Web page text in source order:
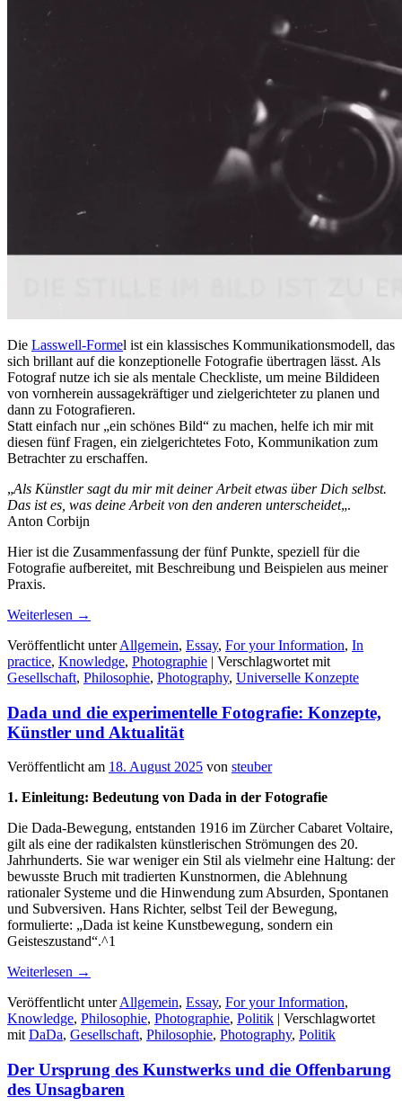
Die Lasswell-Formel ist ein klassisches Kommunikationsmodell, das
sich brillant auf die konzeptionelle Fotografie übertragen lässt. Als
Fotograf nutze ich sie als mentale Checkliste, um meine Bildideen
von vornherein aussagekräftiger und zielgerichteter zu planen und
dann zu Fotografieren.
Statt einfach nur „ein schönes Bild“ zu machen, helfe ich mir mit
diesen fünf Fragen, ein zielgerichtetes Foto, Kommunikation zum
Betrachter zu erschaffen.
„Als Künstler sagt du mir mit deiner Arbeit etwas über Dich selbst.
Das ist es, was deine Arbeit von den anderen unterscheidet„.
Anton Corbijn
Hier ist die Zusammenfassung der fünf Punkte, speziell für die
Fotografie aufbereitet, mit Beschreibung und Beispielen aus meiner
Praxis.
Weiterlesen →
Veröffentlicht unter Allgemein, Essay, For your Information, In
practice, Knowledge, Photographie | Verschlagwortet mit
Gesellschaft, Philosophie, Photography, Universelle Konzepte
Dada und die experimentelle Fotografie: Konzepte,
Künstler und Aktualität
Veröffentlicht am 18. August 2025 von steuber
1. Einleitung: Bedeutung von Dada in der Fotografie
Die Dada-Bewegung, entstanden 1916 im Zürcher Cabaret Voltaire,
gilt als eine der radikalsten künstlerischen Strömungen des 20.
Jahrhunderts. Sie war weniger ein Stil als vielmehr eine Haltung: der
bewusste Bruch mit tradierten Kunstnormen, die Ablehnung
rationaler Systeme und die Hinwendung zum Absurden, Spontanen
und Subversiven. Hans Richter, selbst Teil der Bewegung,
formulierte: „Dada ist keine Kunstbewegung, sondern ein
Geisteszustand“.^1
Weiterlesen →
Veröffentlicht unterAllgemein, Essay, For your Information,
Knowledge, Philosophie, Photographie, Politik
Verschlagwortet
mit DaDa, Gesellschaft, Philosophie, Photography, Politik
Der Ursprung des Kunstwerks und die Offenbarung
des Unsagbaren